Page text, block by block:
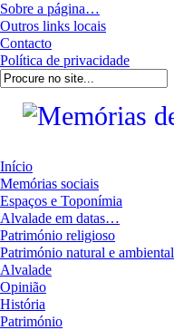
Sobre a página…
Outros links locais
Contacto
Política de privacidade
Início
Memórias sociais
Espaços e Toponímia
Alvalade em datas…
Património religioso
Património natural e ambiental
Alvalade
Opinião
História
Património